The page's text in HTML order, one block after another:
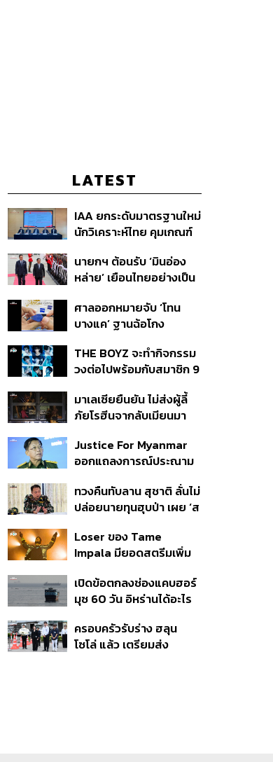
LATEST
IAA ยกระดับมาตรฐานใหม่
นักวิเคราะห์ไทย คุมเกณฑ์
เปิดตัวเครื่องหมาย IAA
ต่อท้ายชื่อ
นายกฯ ต้อนรับ ‘มินอ่อง
หล่าย’ เยือนไทยอย่างเป็น
คณะ-สักขีพยานลงนาม
MOU
ศาลออกหมายจับ ‘โทน
บางแค’ ฐานฉ้อโกง
แบรนด์ Zeiss ลวงขาย
กล้องส่องพระลิมิเต็ด
THE BOYZ จะทำกิจกรรม
วงต่อไปพร้อมกับสมาชิก 9
มาเลเซียยืนยัน ไม่ส่งผู้ลี้
ภัยโรฮีนจากลับเมียนมา
อยู่ในอันตราย
Justice For Myanmar
ออกแถลงการณ์ประณาม
หล่ายเยือน เรียกร้องหยุด
ให้ความชอบธรรมรัฐบาล
ทวงคืนทับลาน สุชาติ ลั่นไม่
ปล่อยนายทุนฮุบป่า เผย ‘ส
40% เตือนผู้ฝ่าฝืนเจอขั้น
เด็ดขาด
Loser ของ Tame
Impala มียอดสตรีมเพิ่ม
ประกอบ Spider-Man
เปิดข้อตกลงช่องแคบฮอร์
มุซ 60 วัน อิหร่านได้อะไร
ครอบครัวรับร่าง ฮลุน
โซโล่ แล้ว เตรียมส่ง